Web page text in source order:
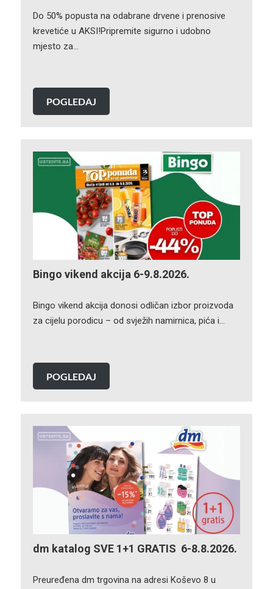
Do 50% popusta na odabrane drvene i prenosive
krevetiće u AKSI!Pripremite sigurno i udobno
mjesto za…
POGLEDAJ
Bingo vikend akcija 6-9.8.2026.
Bingo vikend akcija donosi odličan izbor proizvoda
za cijelu porodicu – od svježih namirnica, pića i…
POGLEDAJ
dm katalog SVE 1+1 GRATIS 6-8.8.2026.
Preuređena dm trgovina na adresi Koševo 8 u